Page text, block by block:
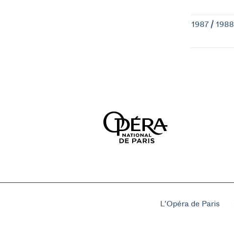
1987 / 1988
L'Opéra de Paris